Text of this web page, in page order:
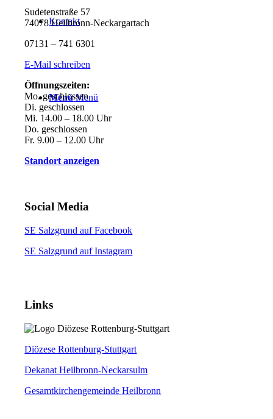
Kontakt
Menü Menü
Sudetenstraße 57
74078 Heilbronn-Neckargartach
07131 – 741 6301
E-Mail schreiben
Öffnungszeiten:
Mo. geschlossen
Di. geschlossen
Mi. 14.00 – 18.00 Uhr
Do. geschlossen
Fr. 9.00 – 12.00 Uhr
Standort anzeigen
Social Media
SE Salzgrund auf Facebook
SE Salzgrund auf Instagram
Links
Diözese Rottenburg-Stuttgart
Dekanat Heilbronn-Neckarsulm
Gesamtkirchengemeinde Heilbronn